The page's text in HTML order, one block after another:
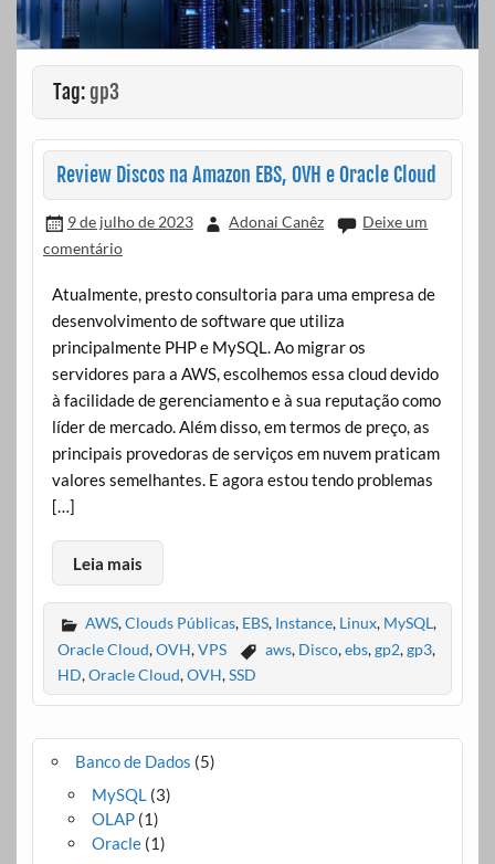
Tag: gp3
Review Discos na Amazon EBS, OVH e Oracle Cloud
9 de julho de 2023 Adonai Canêz
Deixe um
comentário
Atualmente, presto consultoria para uma empresa de
desenvolvimento de software que utiliza
principalmente PHP e MySQL. Ao migrar os
servidores para a AWS, escolhemos essa cloud devido
à facilidade de gerenciamento e à sua reputação como
líder de mercado. Além disso, em termos de preço, as
principais provedoras de serviços em nuvem praticam
valores semelhantes. E agora estou tendo problemas
[…]
Leia mais
AWS,Clouds Públicas, EBS, Instance, Linux, MySQL,
Oracle Cloud,OVH,VPS aws, Disco,ebs,gp2,gp3,
HD,Oracle Cloud,OVH,SSD
Banco de Dados (5)
MySQL(3)
OLAP(1)
Oracle(1)